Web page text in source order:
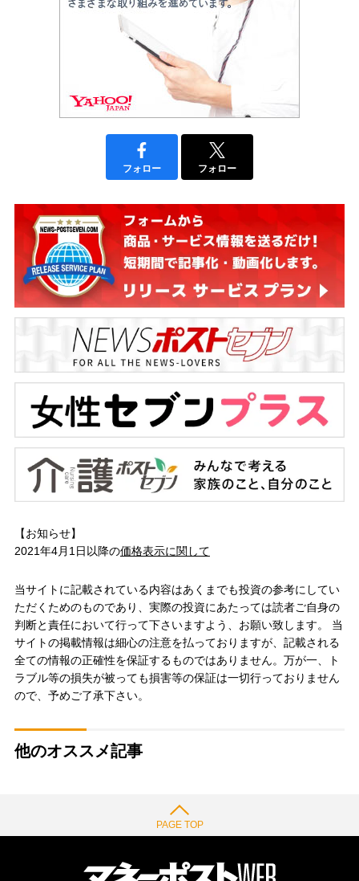
フォロー フォロー
【お知らせ】
2021年4月1日以降の価格表示に関して
当サイトに記載されている内容はあくまでも投資の参考にしてい
ただくためのものであり、実際の投資にあたっては読者ご自身の
判断と責任において行って下さいますよう、お願い致します。 当
サイトの掲載情報は細心の注意を払っておりますが、記載される
全ての情報の正確性を保証するものではありません。万が一、ト
ラブル等の損失が被っても損害等の保証は一切行っておりません
ので、予めご了承下さい。
他のオススメ記事
PAGE TOP